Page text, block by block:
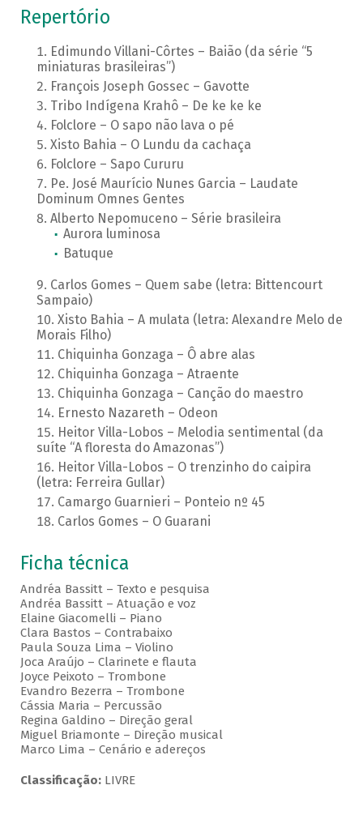
Repertório
Edimundo Villani-Côrtes – Baião (da série “5
miniaturas brasileiras”)
François Joseph Gossec – Gavotte
Tribo Indígena Krahô – De ke ke ke
Folclore – O sapo não lava o pé
Xisto Bahia – O Lundu da cachaça
Folclore – Sapo Cururu
Pe. José Maurício Nunes Garcia – Laudate
Dominum Omnes Gentes
Alberto Nepomuceno – Série brasileira
Aurora luminosa
Batuque
Carlos Gomes – Quem sabe (letra: Bittencourt
Sampaio)
Xisto Bahia – A mulata (letra: Alexandre Melo de
Morais Filho)
Chiquinha Gonzaga – Ô abre alas
Chiquinha Gonzaga – Atraente
Chiquinha Gonzaga – Canção do maestro
Ernesto Nazareth – Odeon
Heitor Villa-Lobos – Melodia sentimental (da
suíte “A floresta do Amazonas”)
Heitor Villa-Lobos – O trenzinho do caipira
(letra: Ferreira Gullar)
Camargo Guarnieri – Ponteio nº 45
Carlos Gomes – O Guarani
Ficha técnica
Andréa Bassitt – Texto e pesquisa
Andréa Bassitt – Atuação e voz
Elaine Giacomelli – Piano
Clara Bastos – Contrabaixo
Paula Souza Lima – Violino
Joca Araújo – Clarinete e flauta
Joyce Peixoto – Trombone
Evandro Bezerra – Trombone
Cássia Maria – Percussão
Regina Galdino – Direção geral
Miguel Briamonte – Direção musical
Marco Lima – Cenário e adereços
Classificação:LIVRE